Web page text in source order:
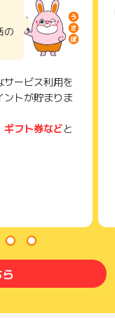
れる際に、該当の
しかねますので、
の
サービス利用を
ントが貯まりま
ギフト券などと